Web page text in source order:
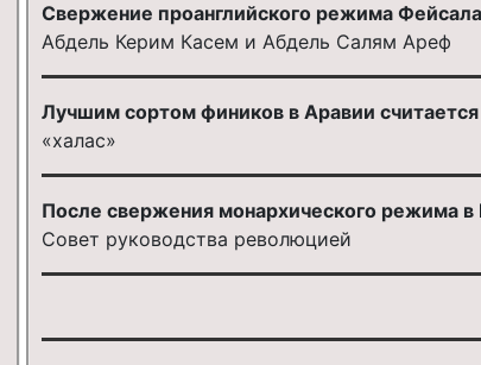
Свержение проанглийского режима
Абдель Керим Касем и Абдель Салям Ареф
Лучшим сортом фиников в Аравии
«халас»
После свержения монархического режима в
Совет руководства революцией